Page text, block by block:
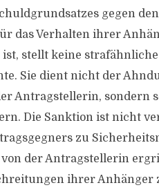
gegen
das Verhalten ihrer
stellt keine
Sie dient nicht der
Antragstellerin, sondern
Die Sanktion ist nicht
zu
der Antragstellerin
ihrer Anhänger